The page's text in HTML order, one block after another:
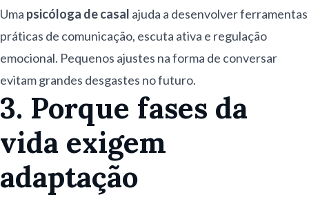
Uma psicóloga de casal ajuda a desenvolver ferramentas
práticas de comunicação, escuta ativa e regulação
emocional. Pequenos ajustes na forma de conversar
evitam grandes desgastes no futuro.
3. Porque fases da
vida exigem
adaptação